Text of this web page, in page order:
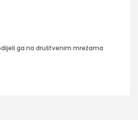
ga na društvenim mrežama